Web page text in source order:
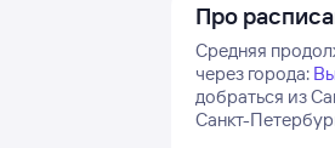
Про
Средняя
через города:
добраться из
Санкт-